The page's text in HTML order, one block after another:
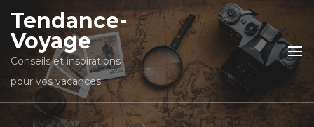
Tendance-
Voyage
Conseils et inspirations
pour vos vacances